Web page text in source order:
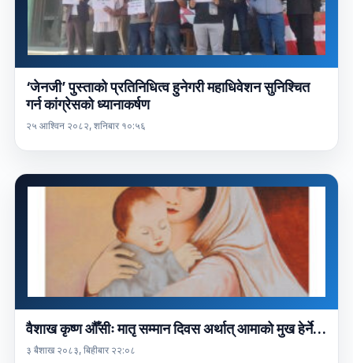
‘जेनजी’ पुस्ताको प्रतिनिधित्व हुनेगरी महाधिवेशन सुनिश्चित
गर्न कांग्रेसको ध्यानाकर्षण
२५ आश्विन २०८२, शनिबार १०:५६
वैशाख कृष्ण औँसीः मातृ सम्मान दिवस अर्थात् आमाको मुख हेर्ने…
३ बैशाख २०८३, बिहीबार २२:०८